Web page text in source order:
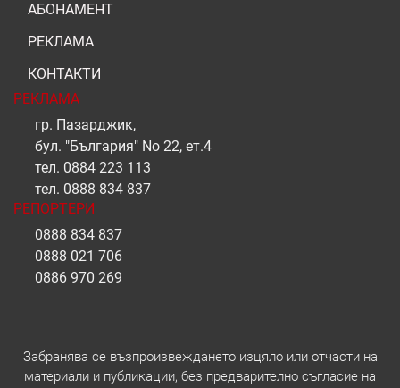
АБОНАМЕНТ
РЕКЛАМА
КОНТАКТИ
РЕКЛАМА
гр. Пазарджик,
бул. "България" No 22, ет.4
тел. 0884 223 113
тел. 0888 834 837
РЕПОРТЕРИ
0888 834 837
0888 021 706
0886 970 269
Забранява се възпроизвеждането изцяло или отчасти на
материали и публикации, без предварително съгласие на